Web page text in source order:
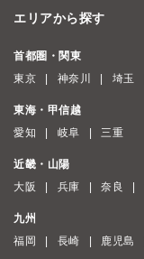
エリアから探す
首都圏・関東
東京
神奈川 埼玉
東海・甲信越
愛知
岐阜 三重
近畿・山陽
大阪
兵庫 奈良
九州
福岡
長崎 鹿児島